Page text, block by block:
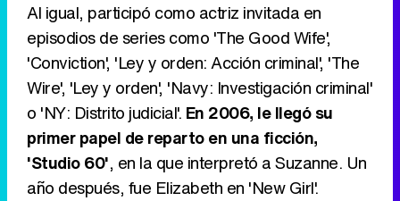
Al igual, participó como actriz invitada en
episodios de series como 'The Good Wife',
'Conviction', 'Ley y orden: Acción criminal', 'The
Wire', 'Ley y orden', 'Navy: Investigación criminal'
o 'NY: Distrito judicial'. En 2006, le llegó su
primer papel de reparto en una ficción,
'Studio 60', en la que interpretó a Suzanne. Un
año después, fue Elizabeth en 'New Girl'.